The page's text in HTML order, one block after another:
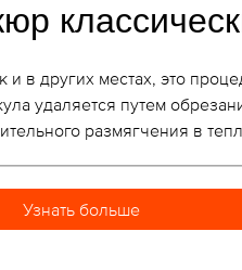
в других местах, это
удаляется путем
размягчения в
Узнать больше